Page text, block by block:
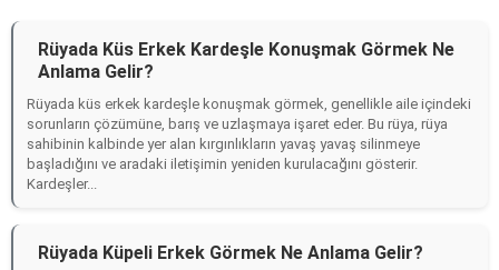
Rüyada Küs Erkek Kardeşle Konuşmak Görmek Ne
Anlama Gelir?
Rüyada küs erkek kardeşle konuşmak görmek, genellikle aile içindeki
sorunların çözümüne, barış ve uzlaşmaya işaret eder. Bu rüya, rüya
sahibinin kalbinde yer alan kırgınlıkların yavaş yavaş silinmeye
başladığını ve aradaki iletişimin yeniden kurulacağını gösterir.
Kardeşler...
Rüyada Küpeli Erkek Görmek Ne Anlama Gelir?